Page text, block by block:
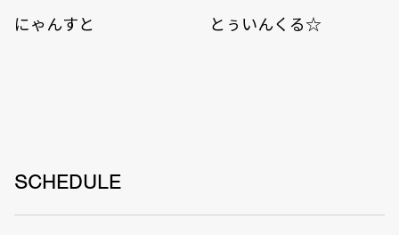
にゃんすと とぅいんくる☆
SCHEDULE